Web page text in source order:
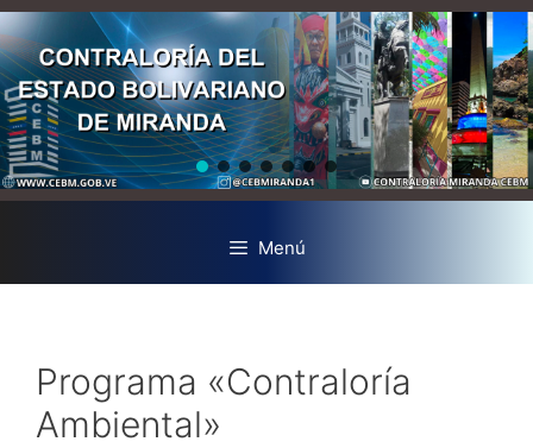
Menú
Programa «Contraloría
Ambiental»